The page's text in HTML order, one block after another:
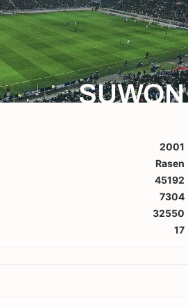
SUWON
2001
Rasen
45192
7304
32550
17